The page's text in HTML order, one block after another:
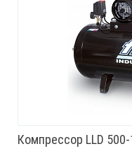
Компрессор LLD